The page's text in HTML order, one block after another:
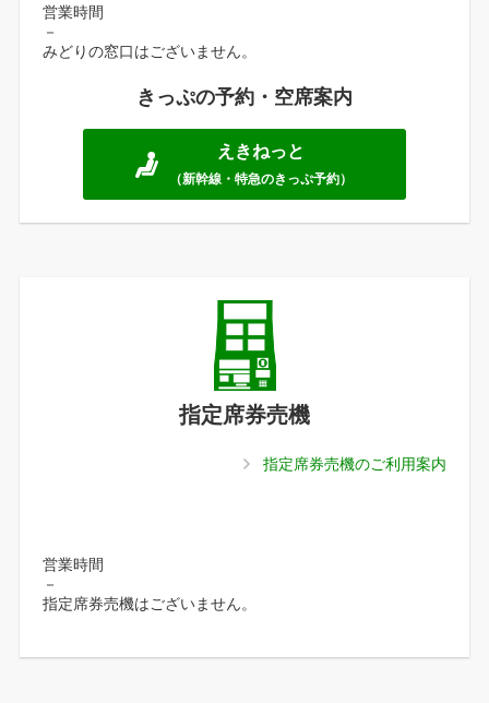
営業時間
－
みどりの窓口はございません。
きっぷの予約・空席案内
えきねっと
（新幹線・特急のきっぷ予約）
指定席券売機
指定席券売機のご利用案内
営業時間
－
指定席券売機はございません。